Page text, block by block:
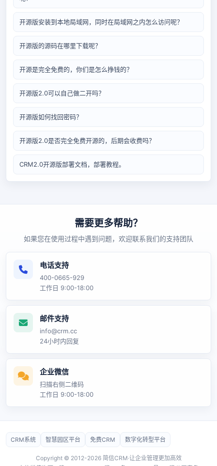
开源版安装到本地局域网，同时在局域网之内怎么访问呢？
开源版的源码在哪里下载呢？
开源是完全免费的，你们是怎么挣钱的？
开源版2.0可以自己做二开吗？
开源版如何找回密码？
开源版2.0是否完全免费开源的，后期会收费吗？
CRM2.0开源版部署文档，部署教程。
需要更多帮助？
如果您在使用过程中遇到问题，欢迎联系我们的支持团队
电话支持
400-0665-929
工作日 9:00-18:00
邮件支持
info@crm.cc
24小时内回复
企业微信
扫描右侧二维码
工作日 9:00-18:00
CRM系统 智慧园区平台 免费CRM 数字化转型平台
Copyright © 2012-2026 简信CRM·让企业管理更加高效